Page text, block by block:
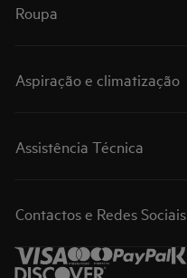
Roupa
Aspiração e climatização
Assistência Técnica
Contactos e Redes Sociais